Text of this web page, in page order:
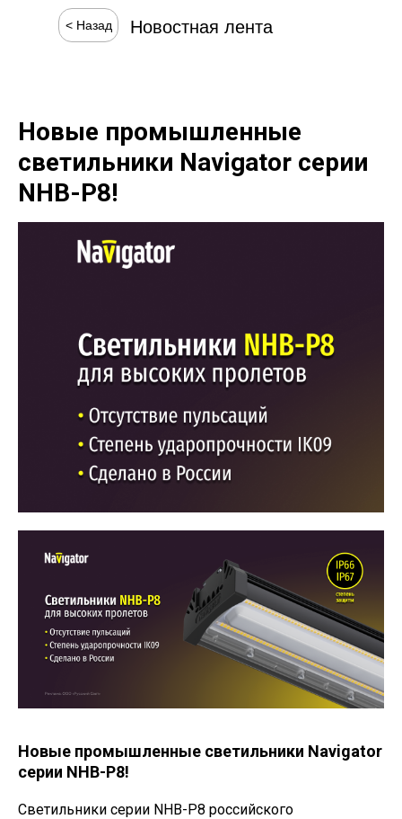
Новостная лента
< Назад
Новые промышленные
светильники Navigator серии
NHB-P8!
Новые промышленные светильники Navigator
серии NHB-P8!
Светильники серии NHB-P8 российского